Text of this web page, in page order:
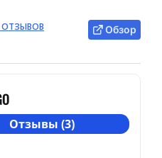
ОТЗЫВОВ
Обзор
Отзывы (3)